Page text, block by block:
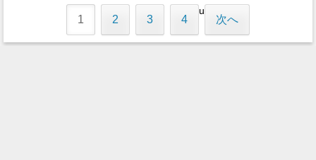
1 2 3 4 次へ